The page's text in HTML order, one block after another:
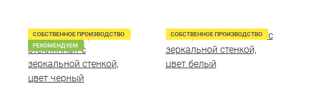
СОБСТВЕННОЕ ПРОИЗВОДСТВО
РЕКОМЕНДУЕМ
СОБСТВЕННОЕ ПРОИЗВОДСТВО